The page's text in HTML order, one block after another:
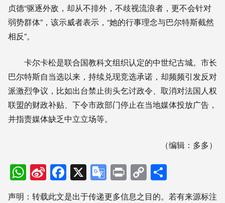
贞德“驱逐外敌，却从不排外，不歧视流浪者，更不会针对
弱势群体”，该示威者表示，“她的行事理念与巴尔特斯截然
相反”。
卡尔卡松是联合国教科文组织认定的中世纪古城。市长
巴尔特斯自当选以来，持续兑现竞选承诺，却频频引发反对
派激烈争议，比如出台禁止街头乞讨政令、取消对法国人权
联盟的财政补贴、下令市政部门停止在当地媒体投放广告，
并指责媒体缺乏中立立场等。
（编辑：多多）
WhatsApp
Sina
Weibo
Facebook
X Google
Translate
PrintCopy
Link享
声明：转载此文是出于传递更多信息之目的。若有来源标注